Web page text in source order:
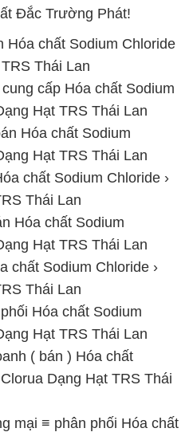
Đắc Trường Phát!
chất Sodium Chloride
Thái Lan
cấp Hóa chất Sodium
Hạt TRS Thái Lan
Hóa chất Sodium
Hạt TRS Thái Lan
chất Sodium Chloride ›
Thái Lan
Hóa chất Sodium
Hạt TRS Thái Lan
chất Sodium Chloride ›
Thái Lan
Hóa chất Sodium
Hạt TRS Thái Lan
( bán ) Hóa chất
Dạng Hạt TRS Thái
mại ≡ phân phối Hóa chất